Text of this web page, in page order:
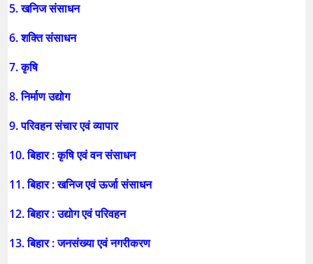
5. खनिज संसाधन
6. शक्ति संसाधन
7. कृषि
8. निर्माण उद्योग
9. परिवहन संचार एवं व्यापार
10. बिहार : कृषि एवं वन संसाधन
11. बिहार : खनिज एवं ऊर्जा संसाधन
12. बिहार : उद्योग एवं परिवहन
13. बिहार : जनसंख्या एवं नगरीकरण